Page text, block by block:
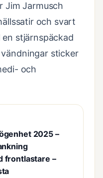
Jim Jarmusch
och svart
stjärnspäckad
sticker
och
2025 –
frontlastare –